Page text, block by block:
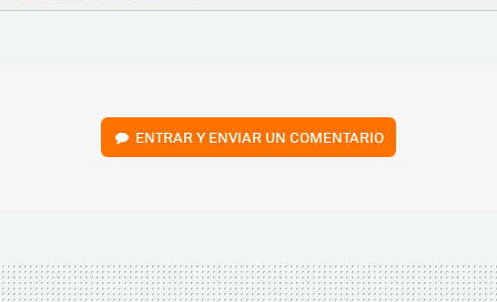
FACEBOOK
TWITTERFLIPBOARD
E-
WHATSAPP
ENTRAR Y ENVIAR UN COMENTARIO